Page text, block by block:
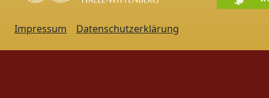
Impressum Datenschutzerklärung